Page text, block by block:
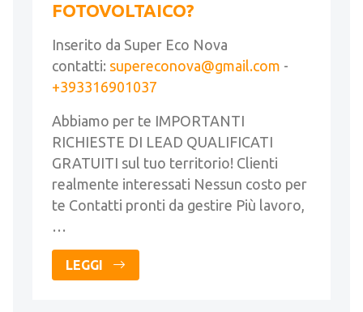
FOTOVOLTAICO?
Inserito da Super Eco Nova
contatti: supereconova@gmail.com -
+393316901037
Abbiamo per te IMPORTANTI
RICHIESTE DI LEAD QUALIFICATI
GRATUITI sul tuo territorio! Clienti
realmente interessati Nessun costo per
te Contatti pronti da gestire Più lavoro,
…
LEGGI